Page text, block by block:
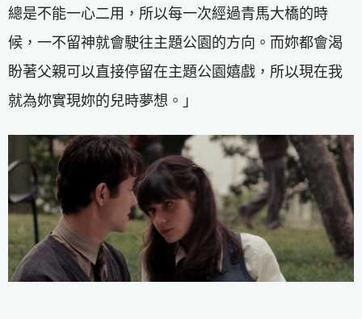
總是不能一心二用，所以每一次經過青馬大橋的時
候，一不留神就會駛往主題公園的方向。而妳都會渴
盼著父親可以直接停留在主題公園嬉戲，所以現在我
就為妳實現妳的兒時夢想。」